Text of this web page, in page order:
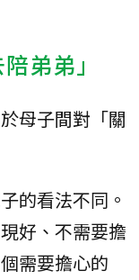
弟弟」
母子間對「關
的看法不同。
好、不需要擔
需要擔心的